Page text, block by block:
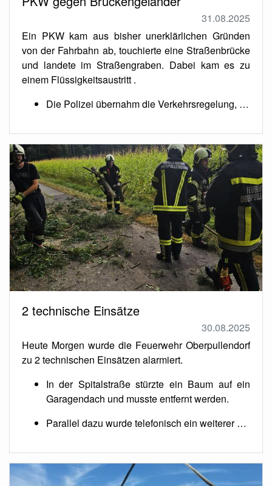
31.08.2025
Ein PKW kam aus bisher unerklärlichen Gründen
von der Fahrbahn ab, touchierte eine Straßenbrücke
und landete im Straßengraben. Dabei kam es zu
einem Flüssigkeitsaustritt .
Die Polizei übernahm die Verkehrsregelung, …
2 technische Einsätze
30.08.2025
Heute Morgen wurde die Feuerwehr Oberpullendorf
zu 2 technischen Einsätzen alarmiert.
In der Spitalstraße stürzte ein Baum auf ein
Garagendach und musste entfernt werden.
Parallel dazu wurde telefonisch ein weiterer …